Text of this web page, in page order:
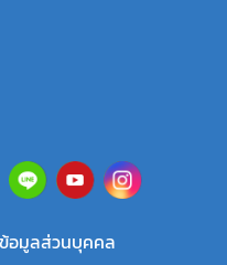
อมูลส่วนบุคคล